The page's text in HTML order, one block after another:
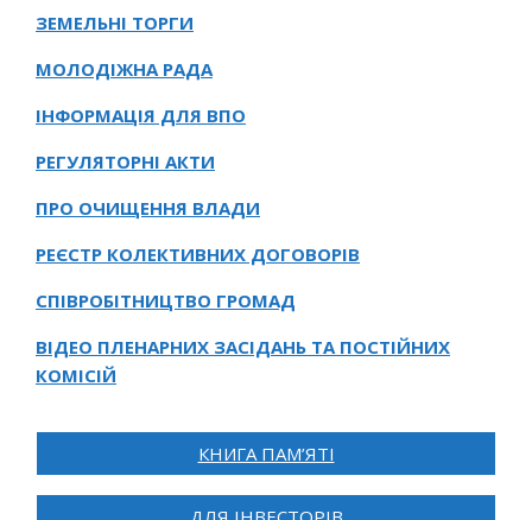
ЗЕМЕЛЬНІ ТОРГИ
МОЛОДІЖНА РАДА
ІНФОРМАЦІЯ ДЛЯ ВПО
РЕГУЛЯТОРНІ АКТИ
ПРО ОЧИЩЕННЯ ВЛАДИ
РЕЄСТР КОЛЕКТИВНИХ ДОГОВОРІВ
СПІВРОБІТНИЦТВО ГРОМАД
ВІДЕО ПЛЕНАРНИХ ЗАСІДАНЬ ТА ПОСТІЙНИХ
КОМІСІЙ
КНИГА ПАМ’ЯТІ